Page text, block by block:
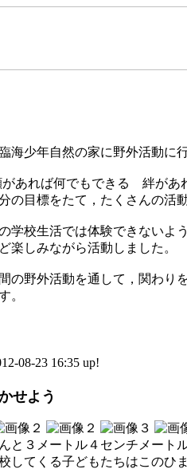
海少年自然の家に野外活動に行
あれば何でもできる 絆があ
の目標をたて，たくさんの活
学校生活では体験できないよ
楽しみながら活動しました。
の野外活動を通して，関わり
。
08-23 16:35 up!
せよう
と３メートル４センチメート
してくる子どもたちはこのひ